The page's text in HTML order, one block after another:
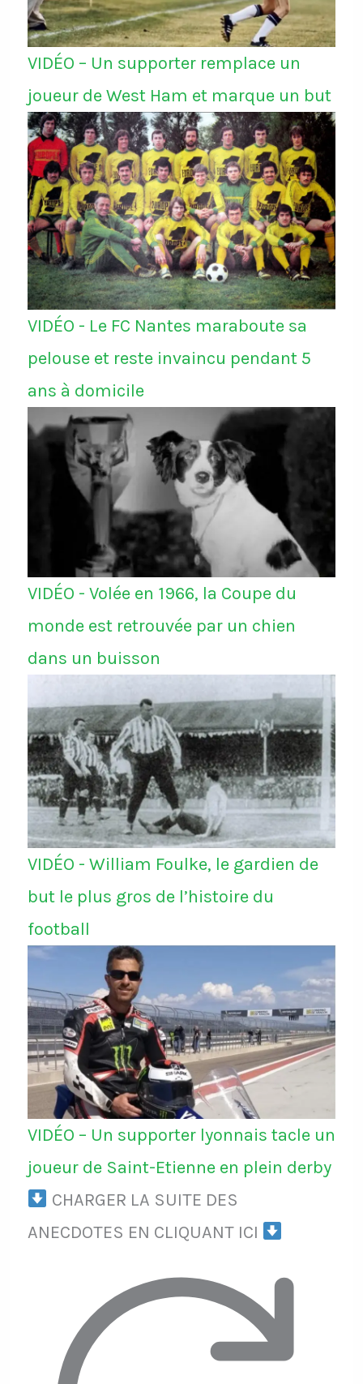
VIDÉO – Un supporter remplace un
joueur de West Ham et marque un but
VIDÉO - Le FC Nantes maraboute sa
pelouse et reste invaincu pendant 5
ans à domicile
VIDÉO - Volée en 1966, la Coupe du
monde est retrouvée par un chien
dans un buisson
VIDÉO - William Foulke, le gardien de
but le plus gros de l’histoire du
football
VIDÉO – Un supporter lyonnais tacle un
joueur de Saint-Etienne en plein derby
CHARGER LA SUITE DES
ANECDOTES EN CLIQUANT ICI